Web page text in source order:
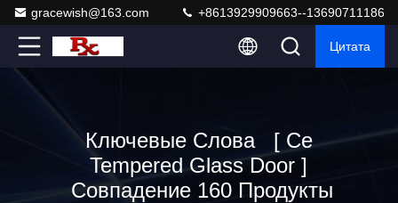
gracewish@163.com +8613929909663--13690711186
Цитата
Ключевые Слова [ Ce
Tempered Glass Door ]
Совпадение 160 Продукты